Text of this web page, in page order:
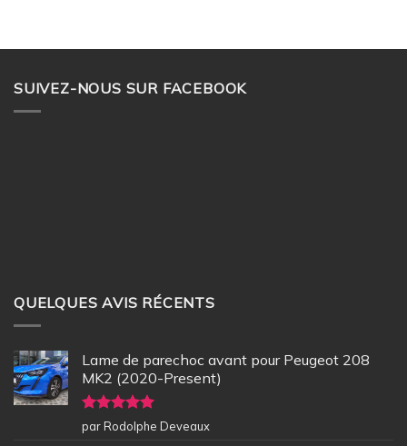
SUIVEZ-NOUS SUR FACEBOOK
QUELQUES AVIS RÉCENTS
Lame de parechoc avant pour Peugeot 208
MK2 (2020-Present)
Note5sur
5
par Rodolphe Deveaux